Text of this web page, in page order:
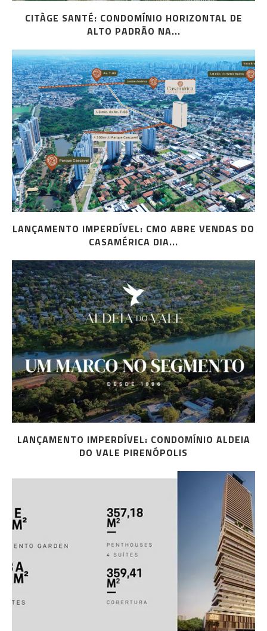
CITÀGE SANTÉ: CONDOMÍNIO HORIZONTAL DE
ALTO PADRÃO NA...
LANÇAMENTO IMPERDÍVEL: CMO ABRE VENDAS DO
CASAMÉRICA DIA...
LANÇAMENTO IMPERDÍVEL: CONDOMÍNIO ALDEIA
DO VALE PIRENÓPOLIS